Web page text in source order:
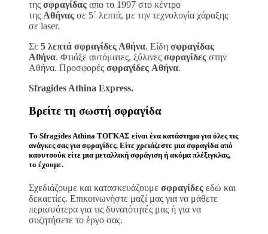
της σφραγίδας απο το 1997 στο κέντρο
της Αθήνας σε 5΄ λεπτά, με την τεχνολογία χάραξης
σε laser.
Σε 5 λεπτά σφραγίδες Αθήνα. Είδη σφραγίδας
Αθήνα. Φτιάξε αυτόματες, ξύλινες σφραγίδες στην
Αθήνα. Προσφορές σφραγίδες Αθήνα.
Sfragides Athina Express.
Βρείτε τη σωστή σφραγίδα
Το Sfragides Athina ΤΟΓΚΑΣ είναι ένα κατάστημα για όλες τις
ανάγκες σας για σφραγίδες. Είτε χρειάζεστε μια σφραγίδα από
καουτσούκ είτε μια μεταλλική σφράγιση ή ακόμα πλέξιγκλας,
το έχουμε.
Σχεδιάζουμε και κατασκευάζουμε σφραγίδες εδώ και
δεκαετίες. Επικοινωνήστε μαζί μας για να μάθετε
περισσότερα για τις δυνατότητές μας ή για να
συζητήσετε το έργο σας.